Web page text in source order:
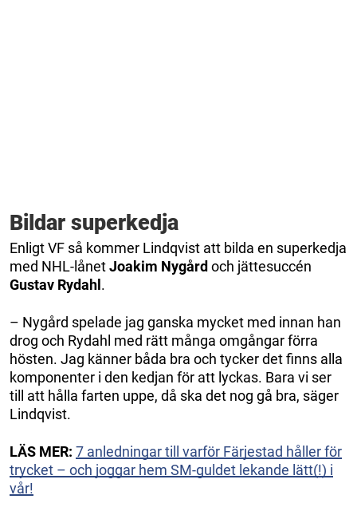
Bildar superkedja
Enligt VF så kommer Lindqvist att bilda en superkedja
med NHL-lånetJoakim Nygård och jättesuccén
Gustav Rydahl .
– Nygård spelade jag ganska mycket med innan han
drog och Rydahl med rätt många omgångar förra
hösten. Jag känner båda bra och tycker det finns alla
komponenter i den kedjan för att lyckas. Bara vi ser
till att hålla farten uppe, då ska det nog gå bra, säger
Lindqvist.
LÄS MER: 7 anledningar till varför Färjestad håller för
trycket – och joggar hem SM-guldet lekande lätt(!) i
vår!